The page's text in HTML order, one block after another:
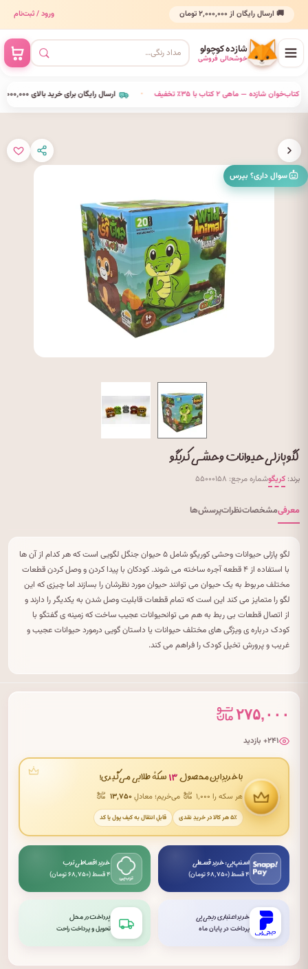
🚚 ارسال رایگان از ۲٬۰۰۰٬۰۰۰ تومان ورود / ثبت‌نام
شازده کوچولو
خوشحالی فروشی
ارسال رایگان برای خرید بالای ۲٬۰۰۰٬۰۰۰ تومان • کلوب کتاب‌خوان شازده — ماهی ۲ کتاب با ۳۵٪ تخفیف
سوال داری؟ بپرس
لگو پازلی حیوانات وحشی کریگو
برند: کریگوشماره مرجع: ۵۵۰۰۰۱۵۸
معرفیمشخصاتنظراتپرسش‌ها
لگو پازلی حیوانات وحشی کوریگو شامل ۵ حیوان جنگل لگویی است که هر کدام از آن ها
با استفاده از ۴ قطعه آجره ساخته می شوند. کودکان با پیدا کردن و وصل کردن قطعات
مختلف مربوط به یک حیوان می توانند حیوان مورد نظرشان را بسازند اما چیزی که این
لگو را متمایز می کند این است که تمام قطعات قابلیت وصل شدن به یکدیگر را دارند و
از اتصال قطعات بی ربط به هم می توانحیوانات عجیب ساخت که زمینه ی گفتگو با
کودک درباره ی ویژگی های مختلف حیوانات یا داستان گویی درمورد حیوانات عجیب و
غریب و پرورش تخیل کودک را فراهم می کند.
۲۷۵,۰۰۰
۲۴۱+ بازدید
با خریدِ این محصول ۱۳ سکهٔ طلایی می‌گیری!
هر سکه را ۱٬۰۰۰ می‌خریم؛ معادلِ۱۳٬۷۵۰
۵٪ هر کالا در خریدِ نقدی قابلِ انتقال به کیف پول یا کد
اسنپ‌پی: خرید قسطی
۴ قسط (۶۸٬۷۵۰ تومان)
خرید اقساطی ترب
۴ قسط (۶۸٬۷۵۰ تومان)
خرید اعتباری دیجی‌پی
پرداخت در پایان ماه
پرداخت در محل
تحویل و پرداخت راحت